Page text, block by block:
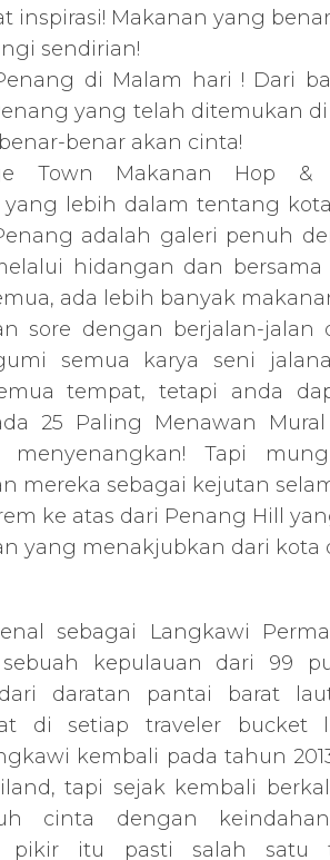
inspirasi! Makanan yang
sendirian!
di Malam hari ! Dari
yang telah ditemukan
benar akan cinta!
Town Makanan Hop &
yang lebih dalam tentang
adalah galeri penuh
hidangan dan
ada lebih banyak
sore dengan berjalan-jalan
semua karya seni
tempat, tetapi anda
25 Paling Menawan
menyenangkan! Tapi
mereka sebagai kejutan
ke atas dari Penang Hill
yang menakjubkan dari kota
sebagai Langkawi
sebuah kepulauan dari 99
daratan pantai barat
di setiap traveler bucket
kembali pada tahun
tapi sejak kembali
cinta dengan
pikir itu pasti salah satu